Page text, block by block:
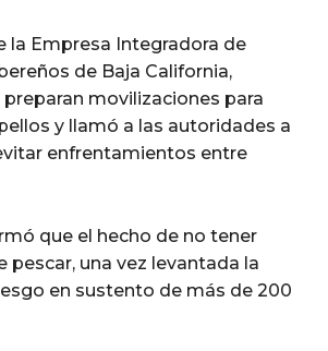
la Empresa Integradora de
de Baja California,
movilizaciones para
y llamó a las autoridades a
enfrentamientos entre
que el hecho de no tener
pescar, una vez levantada la
en sustento de más de 200